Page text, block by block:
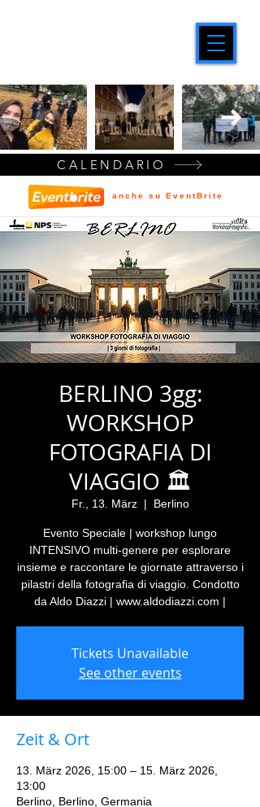
BERLINO 3gg:
WORKSHOP
FOTOGRAFIA DI
VIAGGIO 🏛️
Fr., 13. März
  |
Berlino
Evento Speciale | workshop lungo
INTENSIVO multi-genere per esplorare
insieme e raccontare le giornate attraverso i
pilastri della fotografia di viaggio. Condotto
da Aldo Diazzi | www.aldodiazzi.com |
Tickets Unavailable
See other events
Zeit & Ort
13. März 2026, 15:00 – 15. März 2026,
13:00
Berlino, Berlino, Germania
CALENDARIO
anche su EventBrite